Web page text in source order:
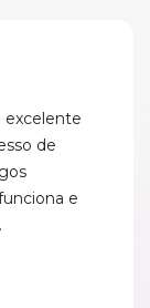
excelente
de
e